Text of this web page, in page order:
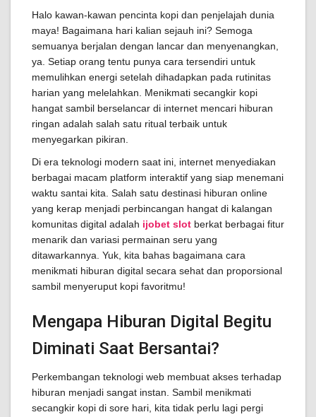
Halo kawan-kawan pencinta kopi dan penjelajah dunia
maya! Bagaimana hari kalian sejauh ini? Semoga
semuanya berjalan dengan lancar dan menyenangkan,
ya. Setiap orang tentu punya cara tersendiri untuk
memulihkan energi setelah dihadapkan pada rutinitas
harian yang melelahkan. Menikmati secangkir kopi
hangat sambil berselancar di internet mencari hiburan
ringan adalah salah satu ritual terbaik untuk
menyegarkan pikiran.
Di era teknologi modern saat ini, internet menyediakan
berbagai macam platform interaktif yang siap menemani
waktu santai kita. Salah satu destinasi hiburan online
yang kerap menjadi perbincangan hangat di kalangan
komunitas digital adalah ijobet slot berkat berbagai fitur
menarik dan variasi permainan seru yang
ditawarkannya. Yuk, kita bahas bagaimana cara
menikmati hiburan digital secara sehat dan proporsional
sambil menyeruput kopi favoritmu!
Mengapa Hiburan Digital Begitu
Diminati Saat Bersantai?
Perkembangan teknologi web membuat akses terhadap
hiburan menjadi sangat instan. Sambil menikmati
secangkir kopi di sore hari, kita tidak perlu lagi pergi